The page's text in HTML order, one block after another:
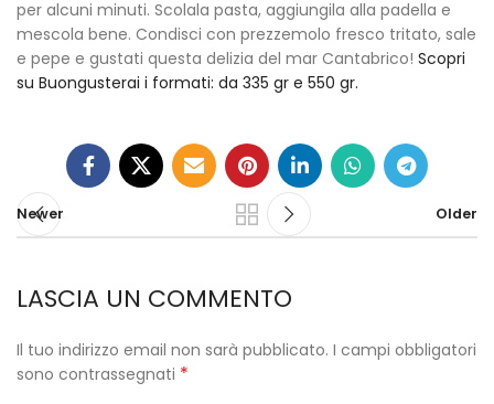
per alcuni minuti. Scolala pasta, aggiungila alla padella e
mescola bene. Condisci con prezzemolo fresco tritato, sale
e pepe e gustati questa delizia del mar Cantabrico! Scopri
su Buongusterai i formati: da 335 gr e 550 gr.
Newer Older
LASCIA UN COMMENTO
Il tuo indirizzo email non sarà pubblicato. I campi obbligatori
sono contrassegnati *